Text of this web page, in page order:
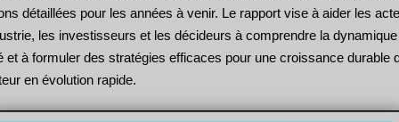
détaillées pour les années à venir. Le rapport vise à aider les
les investisseurs et les décideurs à comprendre la
et à formuler des stratégies efficaces pour une croissance durable
en évolution rapide.